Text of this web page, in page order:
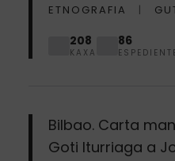
ETNOGRAFIA
208
KAXA
86
Bilbao. Carta
Goti Iturriaga a